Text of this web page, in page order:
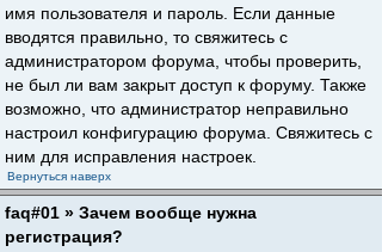
имя пользователя и пароль. Если данные
вводятся правильно, то свяжитесь с
администратором форума, чтобы проверить,
не был ли вам закрыт доступ к форуму. Также
возможно, что администратор неправильно
настроил конфигурацию форума. Свяжитесь с
ним для исправления настроек.
Вернуться наверх
faq#01 » Зачем вообще нужна
регистрация?